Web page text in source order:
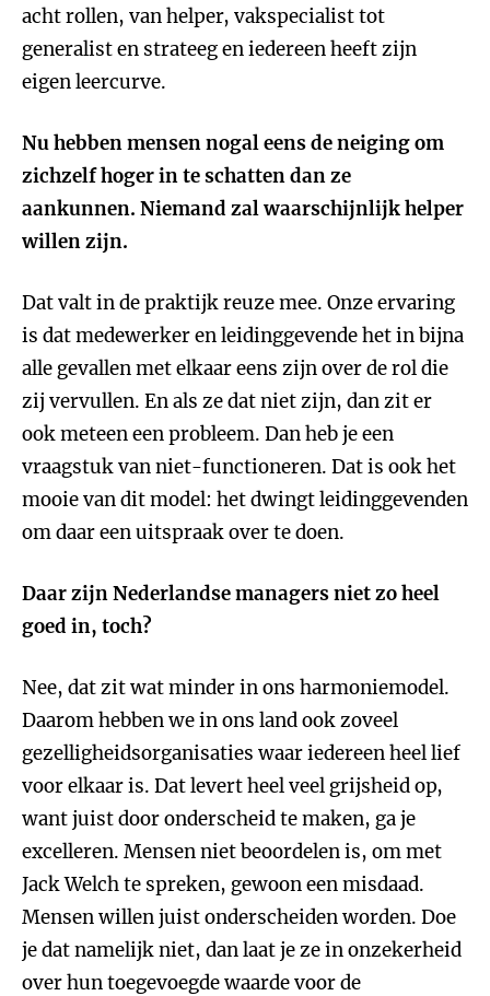
acht rollen, van helper, vakspecialist tot
generalist en strateeg en iedereen heeft zijn
eigen leercurve.
Nu hebben mensen nogal eens de neiging om
zichzelf hoger in te schatten dan ze
aankunnen. Niemand zal waarschijnlijk helper
willen zijn.
Dat valt in de praktijk reuze mee. Onze ervaring
is dat medewerker en leidinggevende het in bijna
alle gevallen met elkaar eens zijn over de rol die
zij vervullen. En als ze dat niet zijn, dan zit er
ook meteen een probleem. Dan heb je een
vraagstuk van niet-functioneren. Dat is ook het
mooie van dit model: het dwingt leidinggevenden
om daar een uitspraak over te doen.
Daar zijn Nederlandse managers niet zo heel
goed in, toch?
Nee, dat zit wat minder in ons harmoniemodel.
Daarom hebben we in ons land ook zoveel
gezelligheidsorganisaties waar iedereen heel lief
voor elkaar is. Dat levert heel veel grijsheid op,
want juist door onderscheid te maken, ga je
excelleren. Mensen niet beoordelen is, om met
Jack Welch te spreken, gewoon een misdaad.
Mensen willen juist onderscheiden worden. Doe
je dat namelijk niet, dan laat je ze in onzekerheid
over hun toegevoegde waarde voor de